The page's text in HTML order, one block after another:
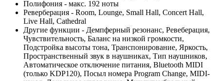
Полифония - макс. 192 ноты
Реверберация - Room, Lounge, Small Hall, Concert Hall,
Live Hall, Cathedral
Другие функции - Демпферный резонанс, Ревеберация,
Чувствительность, Баланс на низкой громкости,
Подстройка высоты тона, Транспонирование, Яркость,
Пространственный звук в наушниках, Тип наушников,
Автоматическое отключение питания, Bluetooth MIDI
(только KDP120), Посыл номера Program Change, MIDI-